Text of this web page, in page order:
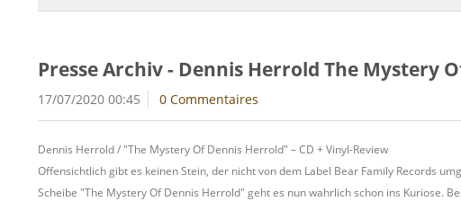
Presse Archiv - Dennis Herrold The Mystery
17/07/2020 00:45 0 Commentaires
Dennis Herrold / "The Mystery Of Dennis Herrold" – CD + Vinyl-Review
Offensichtlich gibt es keinen Stein, der nicht von dem Label Bear Family Records
Scheibe "The Mystery Of Dennis Herrold" geht es nun wahrlich schon ins Kuriose.